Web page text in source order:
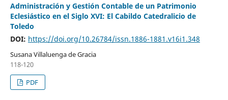
Administración y Gestión Contable de un Patrimonio
Eclesiástico en el Siglo XVI: El Cabildo Catedralicio de
Toledo
DOI: https://doi.org/10.26784/issn.1886-1881.v16i1.348
Susana Villaluenga de Gracia
118-120
PDF